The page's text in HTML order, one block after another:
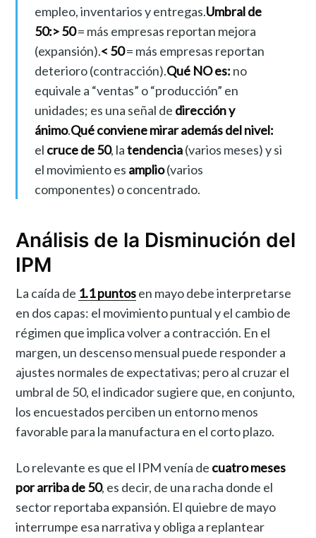
empleo, inventarios y entregas.Umbral de
50:> 50= más empresas reportan mejora
(expansión).< 50= más empresas reportan
deterioro (contracción).Qué NO es: no
equivale a “ventas” o “producción” en
unidades; es una señal de dirección y
ánimo.Qué conviene mirar además del nivel:
el cruce de 50, latendencia(varios meses) y si
el movimiento es amplio(varios
componentes) o concentrado.
Análisis de la Disminución del
IPM
La caída de 1.1 puntosen mayo debe interpretarse
en dos capas: el movimiento puntual y el cambio de
régimen que implica volver a contracción. En el
margen, un descenso mensual puede responder a
ajustes normales de expectativas; pero al cruzar el
umbral de 50, el indicador sugiere que, en conjunto,
los encuestados perciben un entorno menos
favorable para la manufactura en el corto plazo.
Lo relevante es que el IPM venía de cuatro meses
por arriba de 50, es decir, de una racha donde el
sector reportaba expansión. El quiebre de mayo
interrumpe esa narrativa y obliga a replantear